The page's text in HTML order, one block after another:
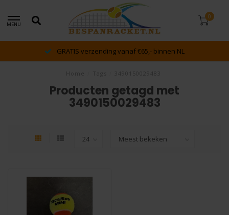
MENU
0
GRATIS verzending vanaf €65,- binnen NL
Producten getagd met
3490150029483